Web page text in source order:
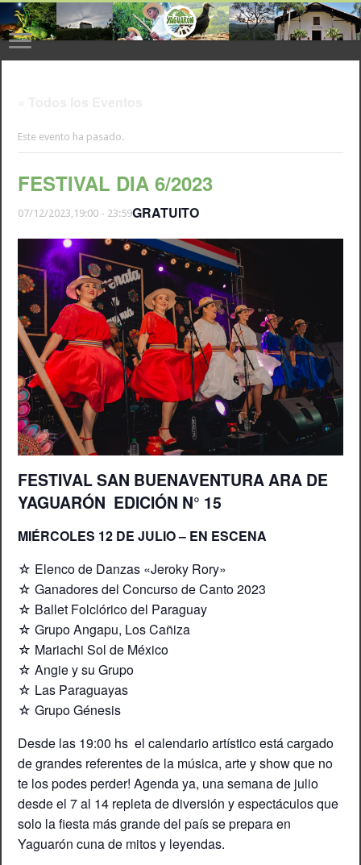
Este evento ha pasado.
FESTIVAL DIA 6/2023
07/12/2023,19:00 - 23:59GRATUITO
FESTIVAL SAN BUENAVENTURA ARA DE
YAGUARÓN EDICIÓN N° 15
MIÉRCOLES 12 DE JULIO – EN ESCENA
☆ Elenco de Danzas «Jeroky Rory»
☆ Ganadores del Concurso de Canto 2023
☆ Ballet Folclórico del Paraguay
☆ Grupo Angapu, Los Cañiza
☆ Mariachi Sol de México
☆ Angie y su Grupo
☆ Las Paraguayas
☆ Grupo Génesis
Desde las 19:00 hs el calendario artístico está cargado
de grandes referentes de la música, arte y show que no
te los podes perder! Agenda ya, una semana de julio
desde el 7 al 14 repleta de diversión y espectáculos que
solo la fiesta más grande del país se prepara en
Yaguarón cuna de mitos y leyendas.